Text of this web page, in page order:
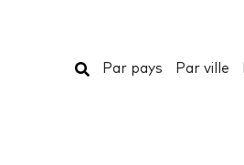
Rechercher
Par pays Par ville